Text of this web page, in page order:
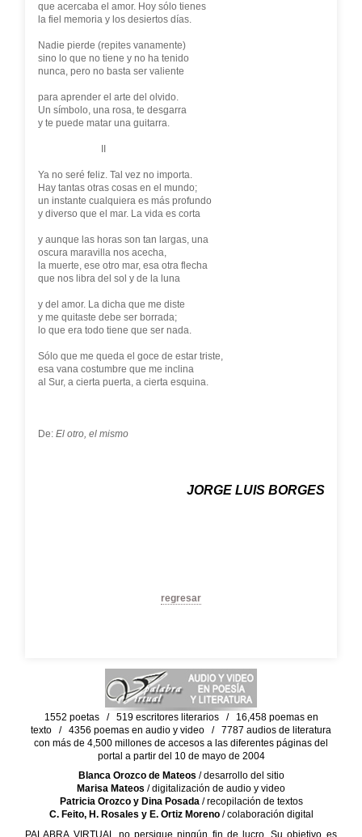
que acercaba el amor. Hoy sólo tienes
la fiel memoria y los desiertos días.
Nadie pierde (repites vanamente)
sino lo que no tiene y no ha tenido
nunca, pero no basta ser valiente
para aprender el arte del olvido.
Un símbolo, una rosa, te desgarra
y te puede matar una guitarra.
Ya no seré feliz. Tal vez no importa.
Hay tantas otras cosas en el mundo;
un instante cualquiera es más profundo
y diverso que el mar. La vida es corta
y aunque las horas son tan largas, una
oscura maravilla nos acecha,
la muerte, ese otro mar, esa otra flecha
que nos libra del sol y de la luna
y del amor. La dicha que me diste
y me quitaste debe ser borrada;
lo que era todo tiene que ser nada.
Sólo que me queda el goce de estar triste,
esa vana costumbre que me inclina
al Sur, a cierta puerta, a cierta esquina.
De: El otro, el mismo
JORGE LUIS BORGES
regresar
1552 poetas / 519 escritores literarios / 16,458 poemas en
texto / 4356 poemas en audio y video / 7787 audios de literatura
con más de 4,500 millones de accesos a las diferentes páginas del
portal a partir del 10 de mayo de 2004
Blanca Orozco de Mateos / desarrollo del sitio
Marisa Mateos / digitalización de audio y video
Patricia Orozco y Dina Posada/ recopilación de textos
C. Feito, H. Rosales y E. Ortiz Moreno/ colaboración digital
PALABRA VIRTUAL no persigue ningún fin de lucro. Su objetivo es